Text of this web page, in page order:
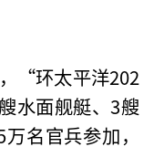
“环太平洋202
水面舰艇、3艘
名官兵参加，